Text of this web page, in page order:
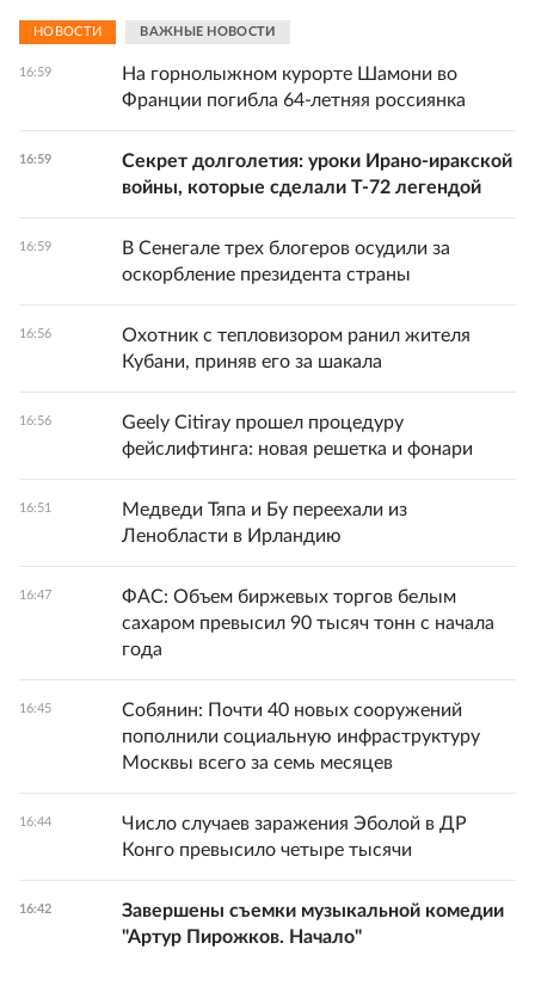
НОВОСТИ ВАЖНЫЕ НОВОСТИ
16:59
На горнолыжном курорте Шамони во
Франции погибла 64-летняя россиянка
16:59
Секрет долголетия: уроки Ирано-иракской
войны, которые сделали Т-72 легендой
16:59
В Сенегале трех блогеров осудили за
оскорбление президента страны
16:56
Охотник с тепловизором ранил жителя
Кубани, приняв его за шакала
16:56
Geely Citiray прошел процедуру
фейслифтинга: новая решетка и фонари
16:51
Медведи Тяпа и Бу переехали из
Ленобласти в Ирландию
16:47
ФАС: Объем биржевых торгов белым
сахаром превысил 90 тысяч тонн с начала
года
16:45
Собянин: Почти 40 новых сооружений
пополнили социальную инфраструктуру
Москвы всего за семь месяцев
16:44
Число случаев заражения Эболой в ДР
Конго превысило четыре тысячи
16:42
Завершены съемки музыкальной комедии
"Артур Пирожков. Начало"